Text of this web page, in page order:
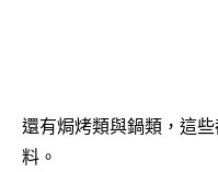
還有焗烤類與鍋類，這
料。